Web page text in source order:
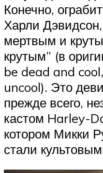
Конечно,
Харли
мертвым и
крутым” (в
be dead and
uncool). Это
прежде всего,
кастом Harley-
котором Микки
стали